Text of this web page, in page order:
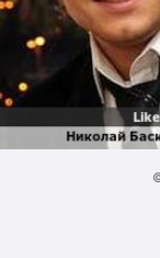
Создать
Для
Поиск